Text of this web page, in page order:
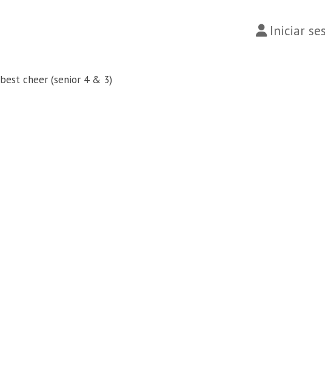
Iniciar
best cheer (senior 4 & 3)